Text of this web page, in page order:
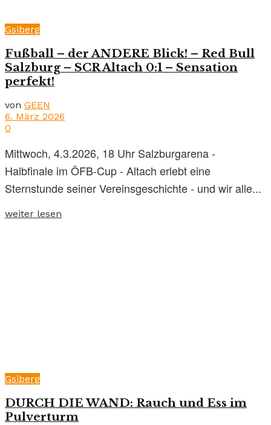
Gsiberg
Fußball – der ANDERE Blick! – Red Bull
Salzburg – SCR Altach 0:1 – Sensation
perfekt!
von GEEN
6. März 2026
0
Mittwoch, 4.3.2026, 18 Uhr Salzburgarena -
Halbfinale im ÖFB-Cup - Altach erlebt eine
Sternstunde seiner Vereinsgeschichte - und wir alle...
weiter lesen
Gsiberg
DURCH DIE WAND: Rauch und Ess im
Pulverturm